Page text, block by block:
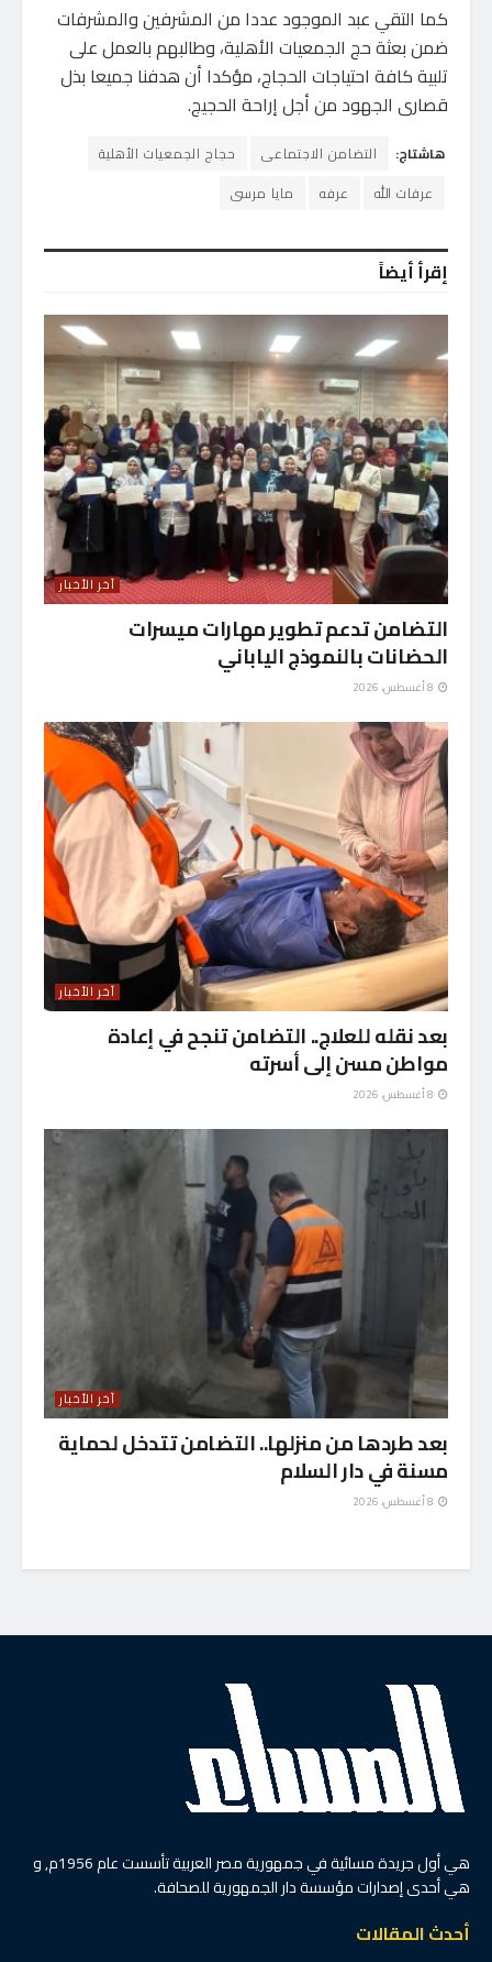
كما التقي عبد الموجود عددا من المشرفين والمشرفات
ضمن بعثة حج الجمعيات الأهلية، وطالبهم بالعمل على
تلبية كافة احتياجات الحجاج، مؤكدا أن هدفنا جميعا بذل
قصارى الجهود من أجل إراحة الحجيج.
هاشتاج: التضامن الاجتماعى
حجاج الجمعيات الأهلية
عرفات الله
عرفه مايا مرسى
إقرأ أيضاً
آخر الأخبار
التضامن تدعم تطوير مهارات ميسرات
الحضانات بالنموذج الياباني
آخر الأخبار
بعد نقله للعلاج.. التضامن تنجح في إعادة
مواطن مسن إلى أسرته
آخر الأخبار
بعد طردها من منزلها.. التضامن تتدخل لحماية
مسنة في دار السلام
هي أول جريدة مسائية في جمهورية مصر العربية تأسست عام 1956م, و
هي أحدى إصدارات مؤسسة دار الجمهورية للصحافة.
أحدث المقالات